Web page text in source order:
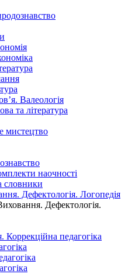
Валеологія
та література
мистецтво
наочності
словники
Дефектологія. Логопедія
Дефектологія.
Коррекційна педагогіка